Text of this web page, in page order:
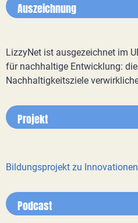
Auszeichnung
LizzyNet ist ausgezeichnet im
für nachhaltige Entwicklung:
Nachhaltigkeitsziele
Projekt
Bildungsprojekt zu
Podcast